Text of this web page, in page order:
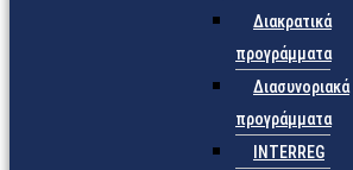
Διακρατικά
προγράμματα
Διασυνοριακά
προγράμματα
INTERREG